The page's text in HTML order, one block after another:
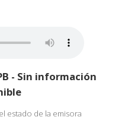
- Sin información
estado de la emisora